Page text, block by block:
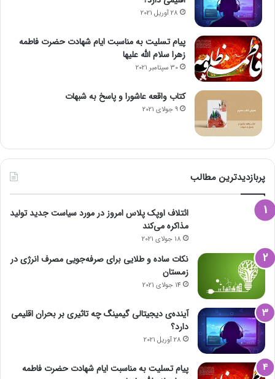
28 آوریل 2021
پیام تسلیت به مناسبت ایام شهادت حضرت فاطمه
زهرا سلام الله علیها
30 سپتامبر 2021
کتاب واقعه عاشورا و پاسخ به شبهات
9 جولای 2021
پربازدیدترین مطالب
ائتلاف اوپک پلاس امروز در مورد سیاست جدید تولید
مذاکره می‌کند
18 جولای 2021
نکات ساده و طلایی برای صرفه‌جویی مصرف انرژی در
زمستان
14 جولای 2021
آینده‌ی دیجیتالی گیمینگ چه تاثیری بر بحران اقلیمی
دارد؟
28 آوریل 2021
پیام تسلیت به مناسبت ایام شهادت حضرت فاطمه